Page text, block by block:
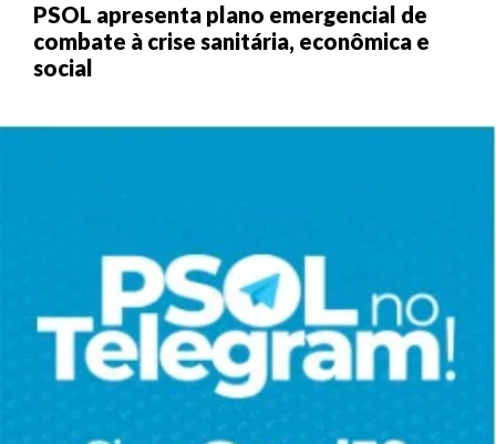
PSOL apresenta plano emergencial de
combate à crise sanitária, econômica e
social